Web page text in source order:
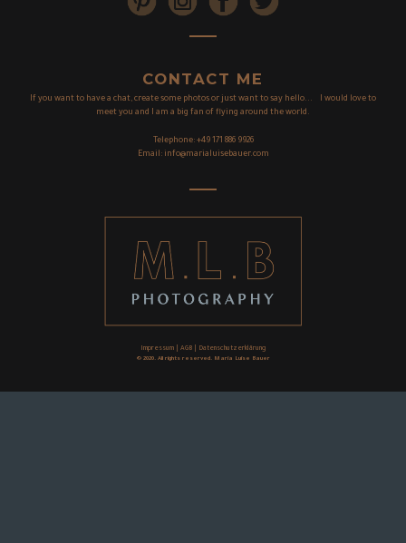
CONTACT ME
If you want to have a chat, create some photos or just want to say hello... I would love to
meet you and I am a big fan of flying around the world.
Telephone: +49 171 886 9926
Email: info@marialuisebauer.com
Impressum| AGB| Datenschutzerklärung
© 2020. All rights reserved. Maria Luise Bauer